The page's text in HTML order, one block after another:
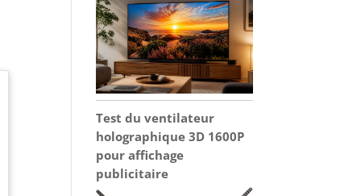
Test du ventilateur
holographique 3D 1600P
pour affichage
publicitaire